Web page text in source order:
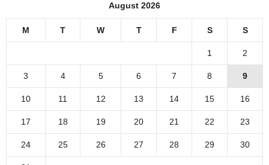
August 2026
M T W T F S S
1 2
3 4 5 6 7 8 9
10 11 12 13 14 15 16
17 18 19 20 21 22 23
24 25 26 27 28 29 30